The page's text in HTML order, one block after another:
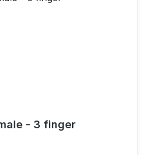
- 3 finger